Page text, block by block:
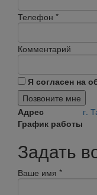
Телефон *
Комментарий
Я согласен на
Позвоните мне
Адрес
г.
График работы
Задать
Ваше имя *